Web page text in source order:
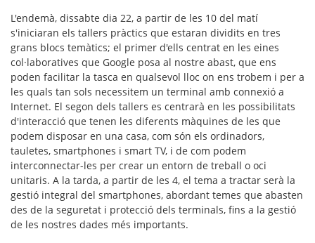
L'endemà, dissabte dia 22, a partir de les 10 del matí
s'iniciaran els tallers pràctics que estaran dividits en tres
grans blocs temàtics; el primer d'ells centrat en les eines
col·laboratives que Google posa al nostre abast, que ens
poden facilitar la tasca en qualsevol lloc on ens trobem i per a
les quals tan sols necessitem un terminal amb connexió a
Internet. El segon dels tallers es centrarà en les possibilitats
d'interacció que tenen les diferents màquines de les que
podem disposar en una casa, com són els ordinadors,
tauletes, smartphones i smart TV, i de com podem
interconnectar-les per crear un entorn de treball o oci
unitaris. A la tarda, a partir de les 4, el tema a tractar serà la
gestió integral del smartphones, abordant temes que abasten
des de la seguretat i protecció dels terminals, fins a la gestió
de les nostres dades més importants.